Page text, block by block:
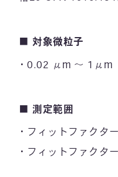
■ 対象微粒子
0.02 μm 〜 1μm
■ 測定範囲
フィットファクタ
フィットファクタ